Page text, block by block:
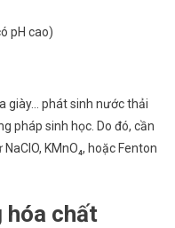
pH cao)
giày… phát sinh nước thải
pháp sinh học. Do đó, cần
KMnO₄, hoặc Fenton
hóa chất